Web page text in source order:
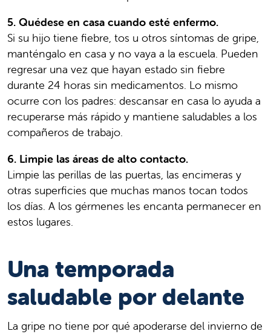
5. Quédese en casa cuando esté enfermo.
Si su hijo tiene fiebre, tos u otros síntomas de gripe,
manténgalo en casa y no vaya a la escuela. Pueden
regresar una vez que hayan estado sin fiebre
durante 24 horas sin medicamentos. Lo mismo
ocurre con los padres: descansar en casa lo ayuda a
recuperarse más rápido y mantiene saludables a los
compañeros de trabajo.
6. Limpie las áreas de alto contacto.
Limpie las perillas de las puertas, las encimeras y
otras superficies que muchas manos tocan todos
los días. A los gérmenes les encanta permanecer en
estos lugares.
Una temporada
saludable por delante
La gripe no tiene por qué apoderarse del invierno de